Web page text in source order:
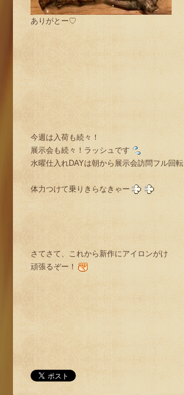
ありがとー♡
今週は入荷も続々！
展示会も続々！ラッシュです
水曜仕入れDAYは朝から展示会訪問フル回転
体力つけて乗りきらなきゃー
さてさて、これから新作にアイロンがけ
頑張るぞー！